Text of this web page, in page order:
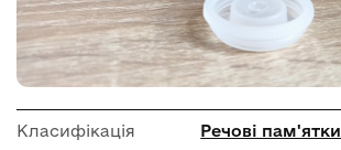
Класифікація Речові пам'ятки